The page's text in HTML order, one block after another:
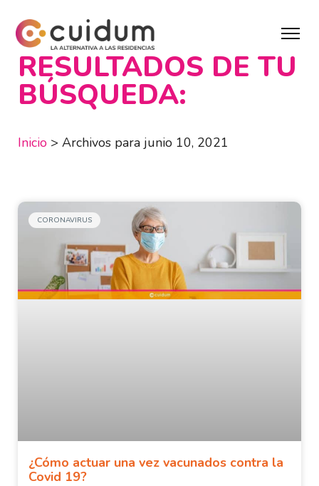
RESULTADOS DE TU
BÚSQUEDA:
Inicio > Archivos para junio 10, 2021
CORONAVIRUS
¿Cómo actuar una vez vacunados contra la
Covid 19?